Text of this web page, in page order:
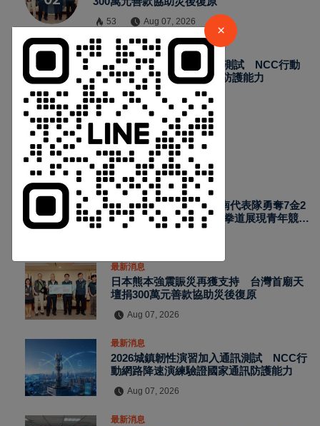
53 Aug 07, 2026
最新消息
2026城鎮韌性演習加入通訊測試 NCC行動
網路降速演練驗證國家通訊防護能力
63 Aug 07, 2026
熱門新聞
最新消息
2026國際少年運動會台南代表隊勇奪7金2
銀4銅 游泳射箭籃球跆拳道展現青年競技
實力
最新消息
日本熊本強震賑災再獲支持 台灣首廟天
壇捐300萬元善款協助災後復原
Aug 07, 2026
最新消息
2026城鎮韌性演習加入通訊測試 NCC行
動網路降速演練驗證國家通訊防護能力
Aug 07, 2026
最新消息
×